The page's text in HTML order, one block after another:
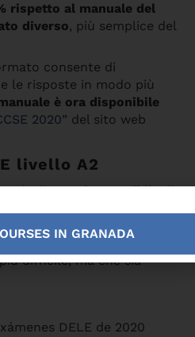
rispetto al manuale del
diverso, più semplice del
consente di
le risposte in modo più
è ora disponibile
2020” del sito web
livello A2
degliesami DELE di livello
È stato adattato alle
dei candidati.
difficile, ma che sia
IN GRANADA